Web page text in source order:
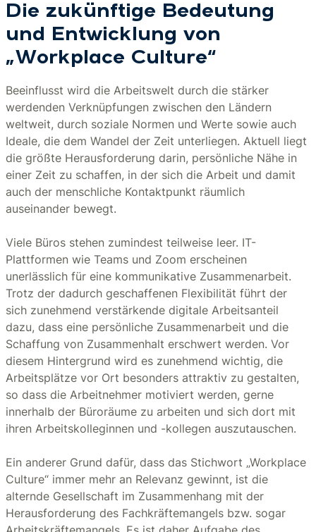
Die zukünftige Bedeutung
und Entwicklung von
„Workplace Culture“
Beeinflusst wird die Arbeitswelt durch die stärker
werdenden Verknüpfungen zwischen den Ländern
weltweit, durch soziale Normen und Werte sowie auch
Ideale, die dem Wandel der Zeit unterliegen. Aktuell liegt
die größte Herausforderung darin, persönliche Nähe in
einer Zeit zu schaffen, in der sich die Arbeit und damit
auch der menschliche Kontaktpunkt räumlich
auseinander bewegt.
Viele Büros stehen zumindest teilweise leer. IT-
Plattformen wie Teams und Zoom erscheinen
unerlässlich für eine kommunikative Zusammenarbeit.
Trotz der dadurch geschaffenen Flexibilität führt der
sich zunehmend verstärkende digitale Arbeitsanteil
dazu, dass eine persönliche Zusammenarbeit und die
Schaffung von Zusammenhalt erschwert werden. Vor
diesem Hintergrund wird es zunehmend wichtig, die
Arbeitsplätze vor Ort besonders attraktiv zu gestalten,
so dass die Arbeitnehmer motiviert werden, gerne
innerhalb der Büroräume zu arbeiten und sich dort mit
ihren Arbeitskolleginnen und -kollegen auszutauschen.
Ein anderer Grund dafür, dass das Stichwort „Workplace
Culture“ immer mehr an Relevanz gewinnt, ist die
alternde Gesellschaft im Zusammenhang mit der
Herausforderung des Fachkräftemangels bzw. sogar